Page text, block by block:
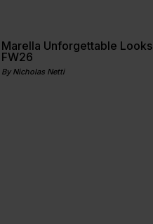
Marella Unforgettable Looks
FW26
By Nicholas Netti